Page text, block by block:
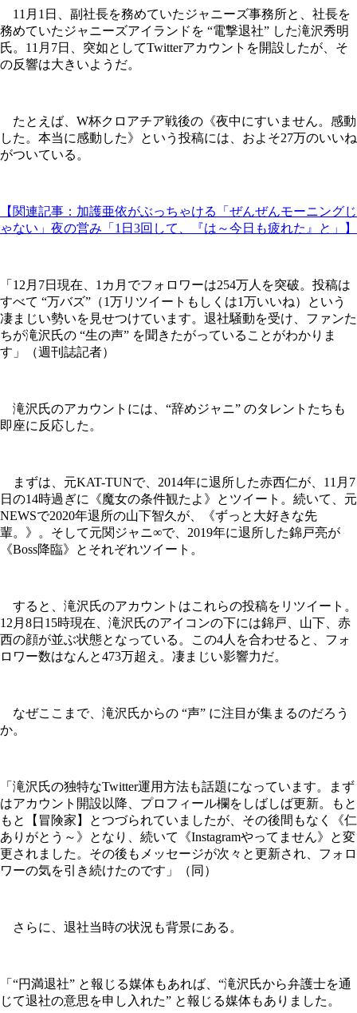
11月1日、副社長を務めていたジャニーズ事務所と、社長を
務めていたジャニーズアイランドを “電撃退社” した滝沢秀明
氏。11月7日、突如としてTwitterアカウントを開設したが、そ
の反響は大きいようだ。
たとえば、W杯クロアチア戦後の《夜中にすいません。感動
した。本当に感動した》という投稿には、およそ27万のいいね
がついている。
【関連記事：加護亜依がぶっちゃける「ぜんぜんモーニングじ
ゃない」夜の営み「1日3回して、『は～今日も疲れた』と」】
「12月7日現在、1カ月でフォロワーは254万人を突破。投稿は
すべて “万バズ”（1万リツイートもしくは1万いいね）という
凄まじい勢いを見せつけています。退社騒動を受け、ファンた
ちが滝沢氏の “生の声” を聞きたがっていることがわかりま
す」（週刊誌記者）
滝沢氏のアカウントには、“辞めジャニ” のタレントたちも
即座に反応した。
まずは、元KAT-TUNで、2014年に退所した赤西仁が、11月7
日の14時過ぎに《魔女の条件観たよ》とツイート。続いて、元
NEWSで2020年退所の山下智久が、《ずっと大好きな先
輩。》。そして元関ジャニ∞で、2019年に退所した錦戸亮が
《Boss降臨》とそれぞれツイート。
すると、滝沢氏のアカウントはこれらの投稿をリツイート。
12月8日15時現在、滝沢氏のアイコンの下には錦戸、山下、赤
西の顔が並ぶ状態となっている。この4人を合わせると、フォ
ロワー数はなんと473万超え。凄まじい影響力だ。
なぜここまで、滝沢氏からの “声” に注目が集まるのだろう
か。
「滝沢氏の独特なTwitter運用方法も話題になっています。まず
はアカウント開設以降、プロフィール欄をしばしば更新。もと
もと【冒険家】とつづられていましたが、その後間もなく《仁
ありがとう～》となり、続いて《Instagramやってません》と変
更されました。その後もメッセージが次々と更新され、フォロ
ワーの気を引き続けたのです」（同）
さらに、退社当時の状況も背景にある。
「“円満退社” と報じる媒体もあれば、“滝沢氏から弁護士を通
じて退社の意思を申し入れた” と報じる媒体もありました。